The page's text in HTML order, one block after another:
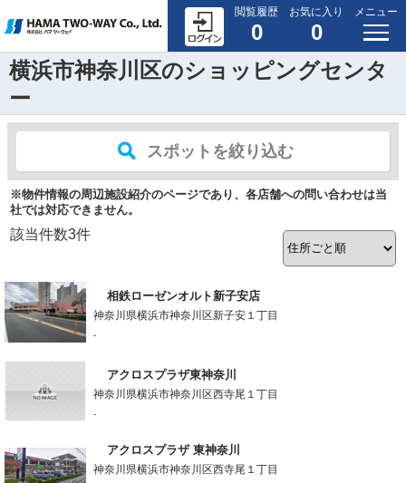
閲覧履歴
0
お気に入り
0
メニュー
横浜市神奈川区のショッピングセンタ
ー
スポットを絞り込む
※物件情報の周辺施設紹介のページであり、各店舗への問い合わせは当
社では対応できません。
該当件数3件
相鉄ローゼンオルト新子安店
神奈川県横浜市神奈川区新子安１丁目
-
アクロスプラザ東神奈川
神奈川県横浜市神奈川区西寺尾１丁目
-
アクロスプラザ 東神奈川
神奈川県横浜市神奈川区西寺尾１丁目